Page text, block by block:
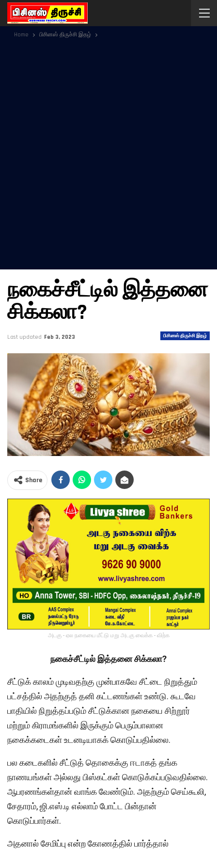
Home பிசினஸ் திருச்சி இதழ்
நகைச்சீட்டில் இத்தனை
சிக்கலா?
பிசினஸ் திருச்சி இதழ்
Last updated Feb 3, 2023
Share
அடகு - ஏல நகையை மீட்டு மறு அடகு வைக்க - விற்க
நகைச்சீட்டில் இத்தனை சிக்கலா?
சீட்டுக் காலம் முடிவதற்கு முன்பாகவே சீட்டை நிறுத்தும்
பட்சத்தில் அதற்குத் தனி கட்டணங்கள் உண்டு. கூடவே
பாதியில் நிறுத்தப்படும் சீட்டுக்கான நகையை சிற்றூர்
மற்றும் கிராமங்களில் இருக்கும் பெரும்பாலான
நகைக்கடைகள் உடனடியாகக் கொடுப்பதில்லை.
பல கடைகளில் சீட்டுத் தொகைக்கு ஈடாகத் தங்க
நாணயங்கள் அல்லது பிஸ்கட்கள் கொடுக்கப்படுவதில்லை.
ஆபரணங்கள்தான் வாங்க வேண்டும். அதற்கும் செய்கூலி,
சேதாரம், ஜி.எஸ்.டி எல்லாம் போட்ட பின்தான்
கொடுப்பார்கள்.
அதனால் சேமிப்பு என்ற கோணத்தில் பார்த்தால்